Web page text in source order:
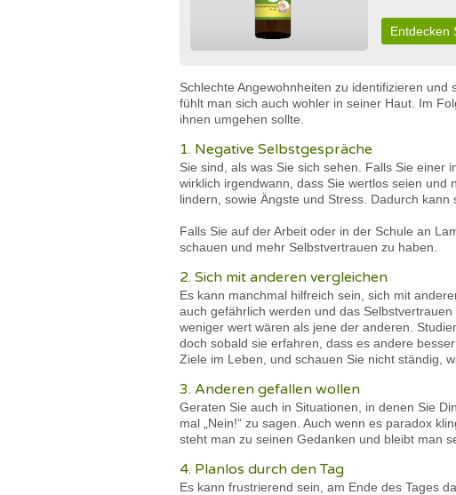
Entdecken
Schlechte Angewohnheiten zu identifizieren
fühlt man sich auch wohler in seiner Haut. Im
ihnen umgehen sollte.
1. Negative Selbstgespräche
Sie sind, als was Sie sich sehen. Falls Sie einer
wirklich irgendwann, dass Sie wertlos seien
lindern, sowie Ängste und Stress. Dadurch
Falls Sie auf der Arbeit oder in der Schule an
schauen und mehr Selbstvertrauen zu haben.
2. Sich mit anderen vergleichen
Es kann manchmal hilfreich sein, sich mit
auch gefährlich werden und das
weniger wert wären als jene der anderen.
doch sobald sie erfahren, dass es andere
Ziele im Leben, und schauen Sie nicht ständig,
3. Anderen gefallen wollen
Geraten Sie auch in Situationen, in denen Sie
mal „Nein!“ zu sagen. Auch wenn es paradox
steht man zu seinen Gedanken und bleibt man
4. Planlos durch den Tag
Es kann frustrierend sein, am Ende des Tages